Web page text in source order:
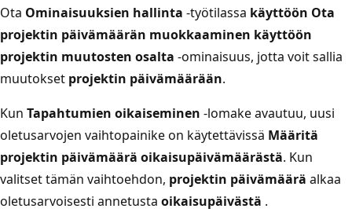
Ota Ominaisuuksien hallinta -työtilassa käyttöön Ota
projektin päivämäärän muokkaaminen käyttöön
projektin muutosten osalta -ominaisuus, jotta voit sallia
muutokset projektin päivämäärään.
Kun Tapahtumien oikaiseminen -lomake avautuu, uusi
oletusarvojen vaihtopainike on käytettävissä Määritä
projektin päivämäärä oikaisupäivämäärästä. Kun
valitset tämän vaihtoehdon, projektin päivämäärä alkaa
oletusarvoisesti annetusta oikaisupäivästä .